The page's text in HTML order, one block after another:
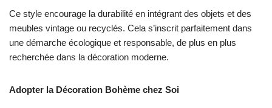
Ce style encourage la durabilité en intégrant des objets et des
meubles vintage ou recyclés. Cela s’inscrit parfaitement dans
une démarche écologique et responsable, de plus en plus
recherchée dans la décoration moderne.
Adopter la Décoration Bohème chez Soi